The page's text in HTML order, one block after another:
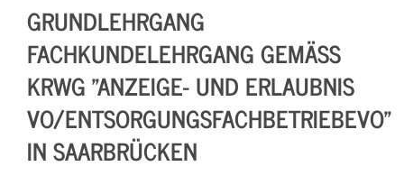
GRUNDLEHRGANG
FACHKUNDELEHRGANG GEMÄSS K
RWG "ANZEIGE- UND ERLAUBNIS V
O/ENTSORGUNGSFACHBETRIEBEVO" I
N SAARBRÜCKEN